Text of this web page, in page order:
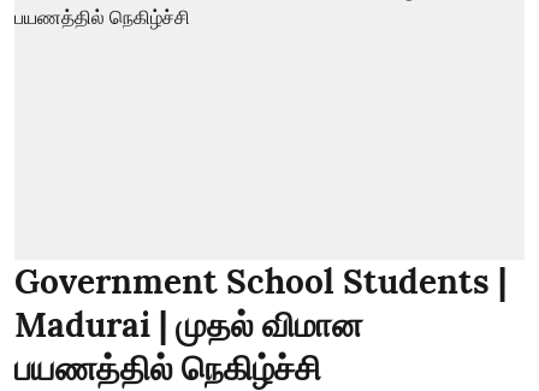
Government School Students |
Madurai | முதல் விமான
பயணத்தில் நெகிழ்ச்சி